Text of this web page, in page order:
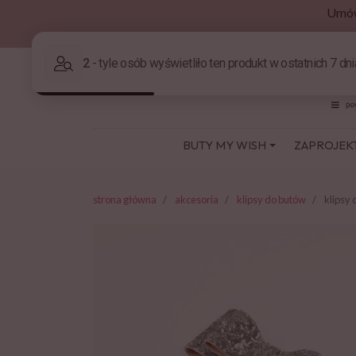
BUTY MY WISH
strona główna akcesoria klipsy do butów klipsy